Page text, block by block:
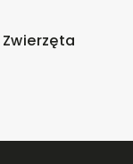
Zwierzęta